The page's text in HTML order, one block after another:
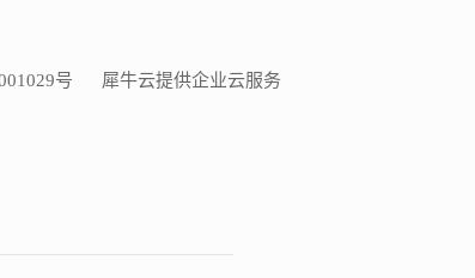
号 犀牛云提供企业云服务